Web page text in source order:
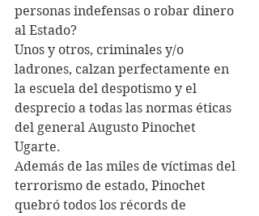
personas indefensas o robar dinero
al Estado?
Unos y otros, criminales y/o
ladrones, calzan perfectamente en
la escuela del despotismo y el
desprecio a todas las normas éticas
del general Augusto Pinochet
Ugarte.
Además de las miles de víctimas del
terrorismo de estado, Pinochet
quebró todos los récords de